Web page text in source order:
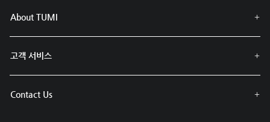
About TUMI
고객 서비스
Contact Us